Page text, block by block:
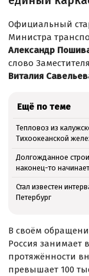
Официальный
Министра
Александр
слово
Виталия
Ещё по теме
Тепловоз из
Тихоокеанской
Долгожданное
наконец-то
Стал известен
Петербург
В своём
Россия занимает
протяжённости
превышает 100